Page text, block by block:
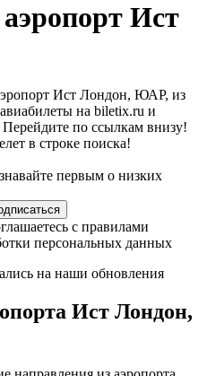
Ист
Ист Лондон, ЮАР, из
на biletix.ru и
по ссылкам внизу!
в строке поиска!
первым о низких
с правилами
персональных данных
на наши обновления
Ист Лондон,